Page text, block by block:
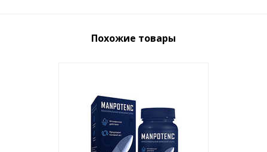
Похожие товары